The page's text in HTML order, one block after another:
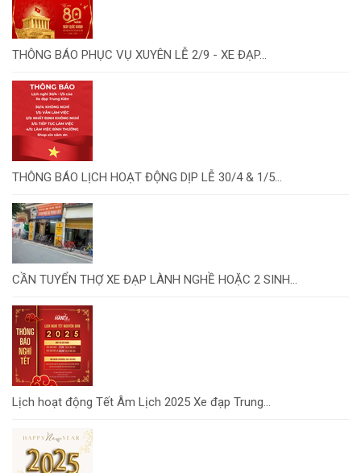
THÔNG BÁO PHỤC VỤ XUYÊN LỄ 2/9 - XE ĐẠP...
THÔNG BÁO LỊCH HOẠT ĐỘNG DỊP LỄ 30/4 & 1/5...
CẦN TUYỂN THỢ XE ĐẠP LÀNH NGHỀ HOẶC 2 SINH...
Lịch hoạt động Tết Âm Lịch 2025 Xe đạp Trung...